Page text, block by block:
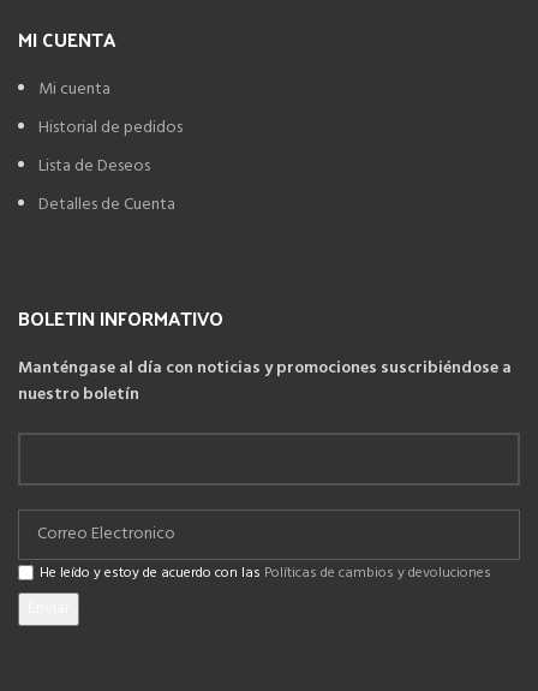
MI CUENTA
Mi cuenta
Historial de pedidos
Lista de Deseos
Detalles de Cuenta
BOLETIN INFORMATIVO
Manténgase al día con noticias y promociones suscribiéndose a
nuestro boletín
He leído y estoy de acuerdo con las Políticas de cambios y devoluciones